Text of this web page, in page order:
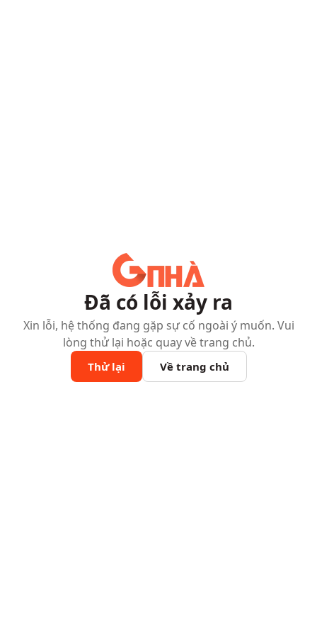
Đã có lỗi xảy ra
Xin lỗi, hệ thống đang gặp sự cố ngoài ý muốn. Vui
lòng thử lại hoặc quay về trang chủ.
Thử lại Về trang chủ